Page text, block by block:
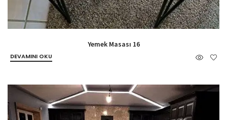
Yemek Masası 16
DEVAMINI OKU